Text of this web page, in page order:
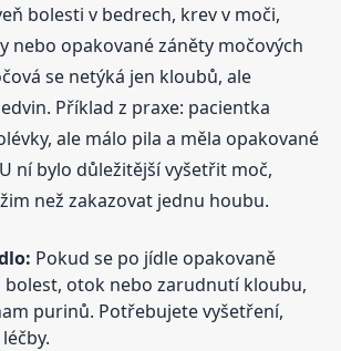
bolesti v bedrech, krev v moči,
nebo opakované záněty močových
se netýká jen kloubů, ale
Příklad z praxe: pacientka
ale málo pila a měla opakované
ní bylo důležitější vyšetřit moč,
než zakazovat jednu houbu.
Pokud se po jídle opakovaně
otok nebo zarudnutí kloubu,
purinů. Potřebujete vyšetření,